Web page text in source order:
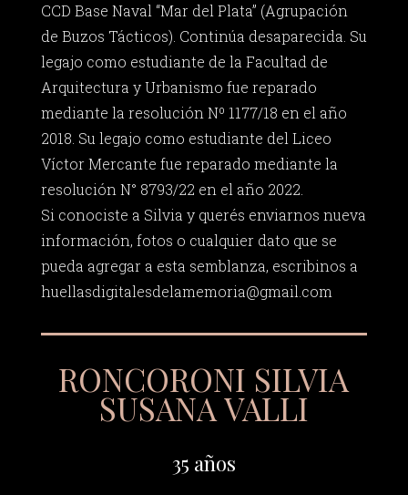
CCD Base Naval “Mar del Plata” (Agrupación
de Buzos Tácticos). Continúa desaparecida. Su
legajo como estudiante de la Facultad de
Arquitectura y Urbanismo fue reparado
mediante la resolución Nº 1177/18 en el año
2018. Su legajo como estudiante del Liceo
Víctor Mercante fue reparado mediante la
resolución N° 8793/22 en el año 2022.
Si conociste a Silvia y querés enviarnos nueva
información, fotos o cualquier dato que se
pueda agregar a esta semblanza, escribinos a
huellasdigitalesdelamemoria@gmail.com
RONCORONI SILVIA
SUSANA VALLI
35 años